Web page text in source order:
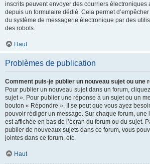
inscrits peuvent envoyer des courriers électroniques
depuis un formulaire dédié. Cela permet
du système de messagerie électronique par des
des robots.
Haut
Problèmes de publication
Comment puis-je publier un nouveau sujet ou une
Pour publier un nouveau sujet dans un forum,
sujet ». Pour publier une réponse à un sujet ou un
bouton « Répondre ». Il se peut que vous ayez
pouvoir rédiger un message. Sur chaque forum, une
est affichée en bas de l’écran du forum ou du sujet.
publier de nouveaux sujets dans ce forum, vous
jointes dans ce forum, etc.
Haut